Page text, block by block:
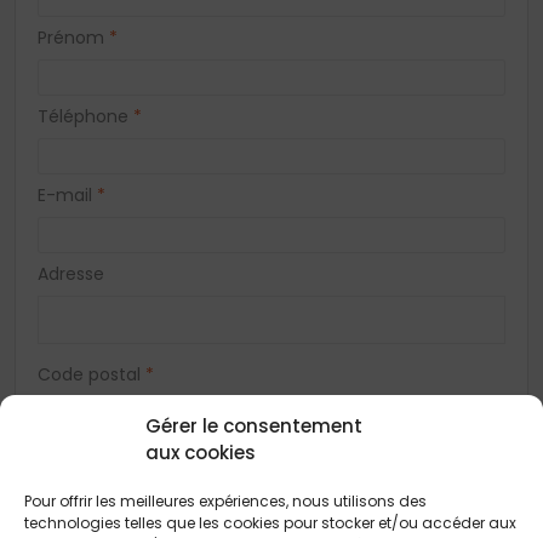
Gérer le consentement
aux cookies
Pour offrir les meilleures expériences, nous utilisons des
technologies telles que les cookies pour stocker et/ou accéder aux
Prénom *
Téléphone *
E-mail *
Adresse
Code postal *